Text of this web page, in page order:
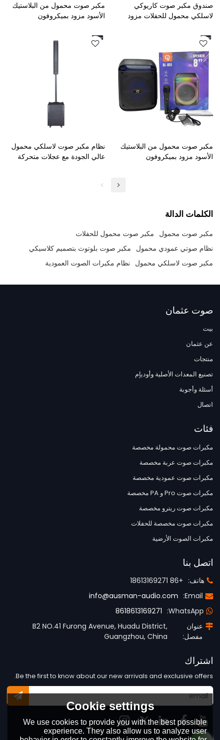
صندوق مكبر صوت كاريوكي
لاسلكي محمول للحفلات مزود
مكبر صوت محمول من البلاستيك
الأسود مزود بميكروفون
مكبر صوت محمول من البلاستيك
الأسود مزود بميكروفون
نظام مكبر صوت لاسلكي محمول
عالي الجودة مع عجلات متحركة
الكلمات الدالة
مكبر صوت محمول مكبر صوت محمول للحفلات
نظام صوتي عمودي محمول مكبر صوت بلوتوث بتصميم كلاسيكي
مكبر صوت لاسلكي محمول نظام مكبرات الصوت العمودية
صوت عثمان
بيت
عن عثمان
منتجات
تصنيع المعدات الأصلية وأوديإم
أسئلة وأجوبة
اتصال
فئات
مكبرات صوت محمولة مخصصة
مكبرات صوت عربة مخصصة
مكبرات صوت عمودية مخصصة
مكبرات صوت Pro و PA مخصصة
مكبرات صوت ريترو مخصصة
مكبرات صوت مخصصة للحفلات
مكبرات الصوت الأرضية
اتصل بنا
هاتف: +86 18613169271
Email:
info@ausman-audio.com
WhatsApp:
8618613169271
عنوان
مفصل:
B2 NO.41 Furong Avenue, Huadu District,
Guangzhou, China
اشتراك
Be the first to know about our new arrivals and exclusive offers.
Cookie settings
We use cookies to provide you with the best possible
experience. They also allow us to analyze user